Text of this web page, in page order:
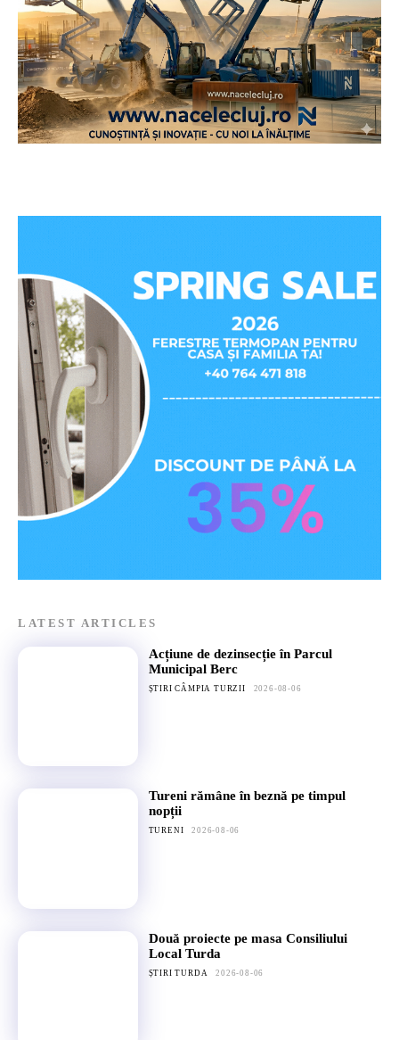
LATEST ARTICLES
Acțiune de dezinsecție în Parcul
Municipal Berc
ȘTIRI CÂMPIA TURZII 2026-08-06
Tureni rămâne în beznă pe timpul
nopții
TURENI 2026-08-06
Două proiecte pe masa Consiliului
Local Turda
ȘTIRI TURDA 2026-08-06